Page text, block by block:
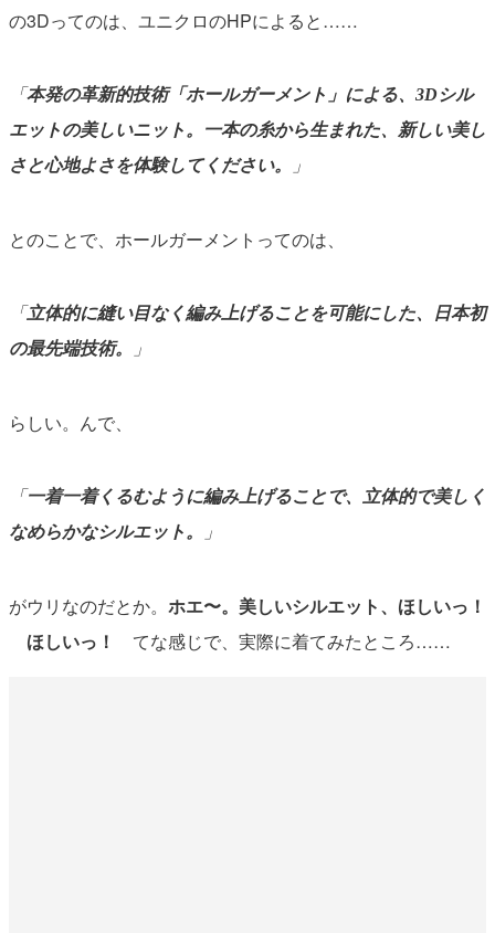
の3Dってのは、ユニクロのHPによると……
「本発の革新的技術「ホールガーメント」による、3Dシル
エットの美しいニット。一本の糸から生まれた、新しい美し
さと心地よさを体験してください。
」
とのことで、ホールガーメントってのは、
「 立体的に縫い目なく編み上げることを可能にした、日本初
の最先端技術。
」
らしい。んで、
「 一着一着くるむように編み上げることで、立体的で美しく
なめらかなシルエット。
」
がウリなのだとか。 ホエ〜。美しいシルエット、ほしいっ！
ほしいっ！
てな感じで、実際に着てみたところ……